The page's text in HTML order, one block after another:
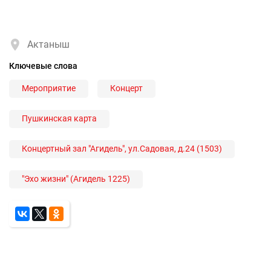
Актаныш
Ключевые слова
Мероприятие Концерт
Пушкинская карта
Концертный зал "Агидель", ул.Садовая, д.24 (1503)
"Эхо жизни" (Агидель 1225)